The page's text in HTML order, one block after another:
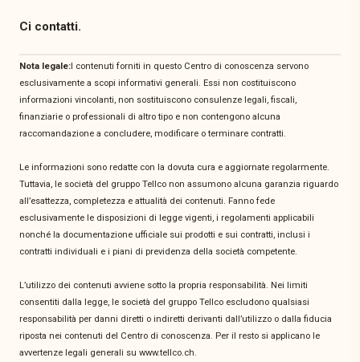
Ci contatti.
Nota legale: I contenuti forniti in questo Centro di conoscenza servono
esclusivamente a scopi informativi generali. Essi non costituiscono
informazioni vincolanti, non sostituiscono consulenze legali, fiscali,
finanziarie o professionali di altro tipo e non contengono alcuna
raccomandazione a concludere, modificare o terminare contratti.
Le informazioni sono redatte con la dovuta cura e aggiornate regolarmente.
Tuttavia, le società del gruppo Tellco non assumono alcuna garanzia riguardo
all’esattezza, completezza e attualità dei contenuti. Fanno fede
esclusivamente le disposizioni di legge vigenti, i regolamenti applicabili
nonché la documentazione ufficiale sui prodotti e sui contratti, inclusi i
contratti individuali e i piani di previdenza della società competente.
L’utilizzo dei contenuti avviene sotto la propria responsabilità. Nei limiti
consentiti dalla legge, le società del gruppo Tellco escludono qualsiasi
responsabilità per danni diretti o indiretti derivanti dall’utilizzo o dalla fiducia
riposta nei contenuti del Centro di conoscenza. Per il resto si applicano le
avvertenze legali generali su www.tellco.ch.